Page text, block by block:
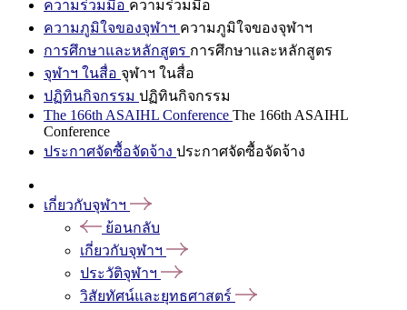
ความร่วมมือ ความร่วมมือ
ความภูมิใจของจุฬาฯ ความภูมิใจของจุฬาฯ
การศึกษาและหลักสูตร การศึกษาและหลักสูตร
จุฬาฯ ในสื่อ จุฬาฯ ในสื่อ
ปฏิทินกิจกรรม ปฏิทินกิจกรรม
The 166th ASAIHL Conference The 166th ASAIHL
Conference
ประกาศจัดซื้อจัดจ้าง ประกาศจัดซื้อจัดจ้าง
เกี่ยวกับจุฬาฯ
ย้อนกลับ
เกี่ยวกับจุฬาฯ
ประวัติจุฬาฯ
วิสัยทัศน์และยุทธศาสตร์